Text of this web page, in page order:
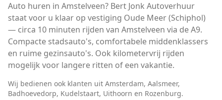
Auto huren in Amstelveen? Bert Jonk Autoverhuur
staat voor u klaar op vestiging Oude Meer (Schiphol)
— circa 10 minuten rijden van Amstelveen via de A9.
Compacte stadsauto's, comfortabele middenklassers
en ruime gezinsauto's. Ook kilometervrij rijden
mogelijk voor langere ritten of een vakantie.
Wij bedienen ook klanten uit Amsterdam, Aalsmeer,
Badhoevedorp, Kudelstaart, Uithoorn en Rozenburg.